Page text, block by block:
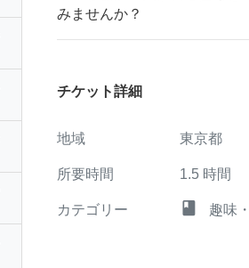
みませんか？
チケット詳細
地域 東京都
所要時間 1.5 時間
カテゴリー class 趣味